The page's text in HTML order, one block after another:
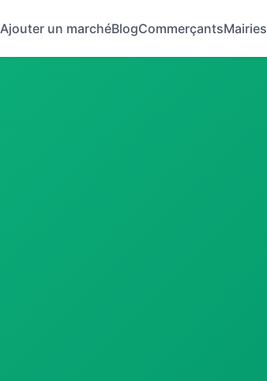
Ajouter un marchéBlogCommerçantsMairies